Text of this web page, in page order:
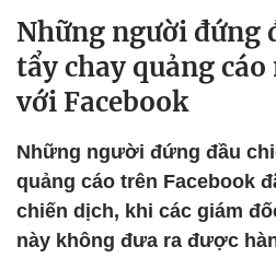
Những người đứng
tẩy chay quảng
với Facebook
Những người đứng đầu
quảng cáo trên Facebook
chiến dịch, khi các giám
này không đưa ra được